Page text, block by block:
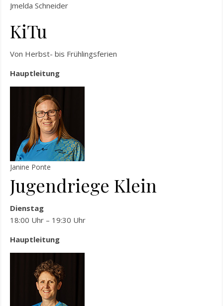
Jmelda Schneider
KiTu
Von Herbst- bis Frühlingsferien
Hauptleitung
Janine Ponte
Jugendriege Klein
Dienstag
18:00 Uhr – 19:30 Uhr
Hauptleitung